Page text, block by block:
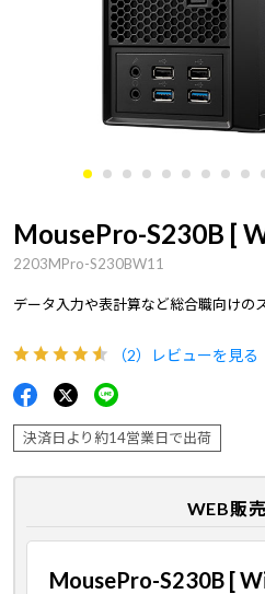
MousePro-S230B [
2203MPro-S230BW11
データ入力や表計算など総合職向けの
（2） レビューを見る
決済日より約14営業日で出荷
WEB販
MousePro-S230B [